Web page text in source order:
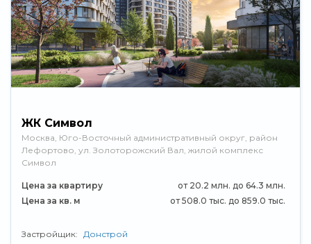
ЖК Символ
Москва, Юго-Восточный административный округ, район
Лефортово, ул. Золоторожский Вал, жилой комплекс
Символ
Цена за квартиру
от 20.2 млн. до 64.3 млн.
Цена за кв. м
от 508.0 тыс. до 859.0 тыс.
Застройщик: Донстрой